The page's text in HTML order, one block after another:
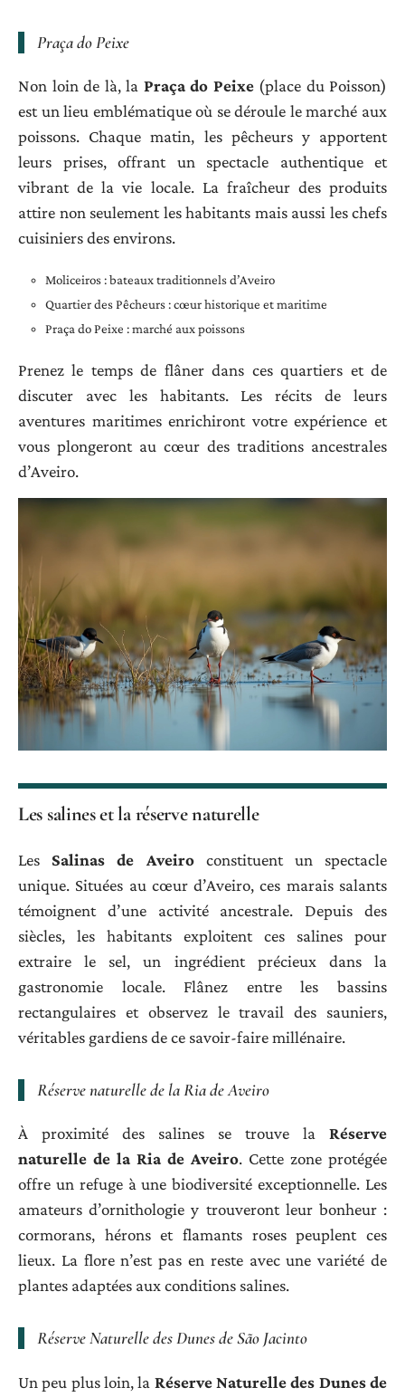
Praça do Peixe
Non loin de là, la Praça do Peixe(place du Poisson)
est un lieu emblématique où se déroule le marché aux
poissons. Chaque matin, les pêcheurs y apportent
leurs prises, offrant un spectacle authentique et
vibrant de la vie locale. La fraîcheur des produits
attire non seulement les habitants mais aussi les chefs
cuisiniers des environs.
Moliceiros : bateaux traditionnels d’Aveiro
Quartier des Pêcheurs : cœur historique et maritime
Praça do Peixe : marché aux poissons
Prenez le temps de flâner dans ces quartiers et de
discuter avec les habitants. Les récits de leurs
aventures maritimes enrichiront votre expérience et
vous plongeront au cœur des traditions ancestrales
d’Aveiro.
Les salines et la réserve naturelle
Les Salinas de Aveiroconstituent un spectacle
unique. Situées au cœur d’Aveiro, ces marais salants
témoignent d’une activité ancestrale. Depuis des
siècles, les habitants exploitent ces salines pour
extraire le sel, un ingrédient précieux dans la
gastronomie locale. Flânez entre les bassins
rectangulaires et observez le travail des sauniers,
véritables gardiens de ce savoir-faire millénaire.
Réserve naturelle de la Ria de Aveiro
À proximité des salines se trouve la Réserve
naturelle de la Ria de Aveiro. Cette zone protégée
offre un refuge à une biodiversité exceptionnelle. Les
amateurs d’ornithologie y trouveront leur bonheur :
cormorans, hérons et flamants roses peuplent ces
lieux. La flore n’est pas en reste avec une variété de
plantes adaptées aux conditions salines.
Réserve Naturelle des Dunes de São Jacinto
Un peu plus loin, la Réserve Naturelle des Dunes de